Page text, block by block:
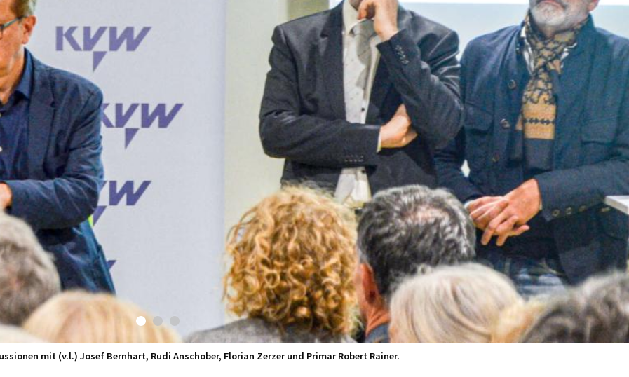
mit (v.l.) Josef Bernhart, Rudi Anschober, Florian Zerzer und Primar Robert Rainer.